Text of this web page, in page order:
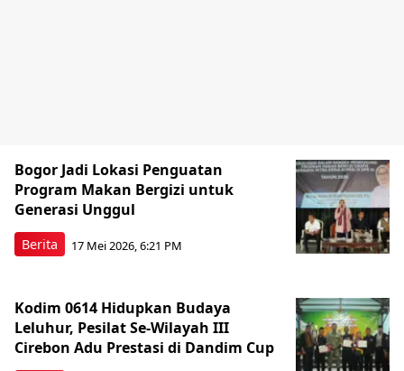
Berita
Bogor Jadi Lokasi Penguatan
Program Makan Bergizi untuk
Generasi Unggul
17 Mei 2026, 6:21 PM
Kodim 0614 Hidupkan Budaya
Leluhur, Pesilat Se-Wilayah III
Cirebon Adu Prestasi di Dandim Cup